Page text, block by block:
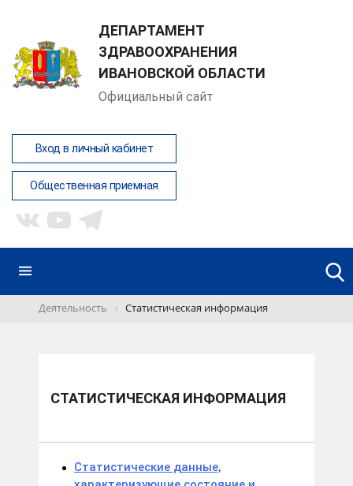
ДЕПАРТАМЕНТ
ЗДРАВООХРАНЕНИЯ
ИВАНОВСКОЙ ОБЛАСТИ
Официальный сайт
Вход в личный кабинет
Общественная приемная
Деятельность Статистическая информация
СТАТИСТИЧЕСКАЯ ИНФОРМАЦИЯ
Статистические данные,